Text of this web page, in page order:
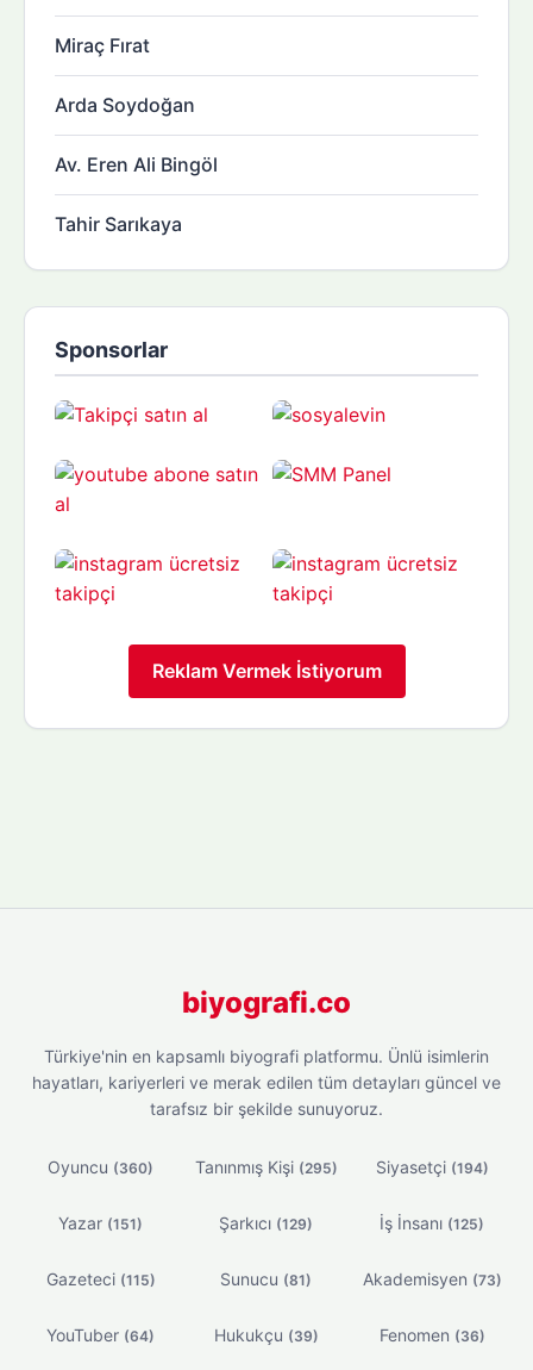
Miraç Fırat
Arda Soydoğan
Av. Eren Ali Bingöl
Tahir Sarıkaya
Sponsorlar
Reklam Vermek İstiyorum
biyografi.co
Türkiye'nin en kapsamlı biyografi platformu. Ünlü isimlerin
hayatları, kariyerleri ve merak edilen tüm detayları güncel ve
tarafsız bir şekilde sunuyoruz.
Oyuncu (360) Tanınmış Kişi (295) Siyasetçi (194)
Yazar (151) Şarkıcı (129) İş İnsanı (125)
Gazeteci (115) Sunucu (81) Akademisyen (73)
YouTuber (64) Hukukçu (39) Fenomen (36)